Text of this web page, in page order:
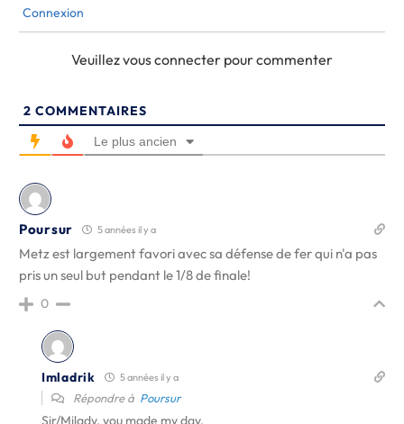
Connexion
Veuillez vous connecter pour commenter
2 COMMENTAIRES
Le plus ancien
Poursur 5 années il y a
Metz est largement favori avec sa défense de fer qui n'a pas
pris un seul but pendant le 1/8 de finale!
0
Imladrik 5 années il y a
Répondre à Poursur
Sir/Milady, you made my day.